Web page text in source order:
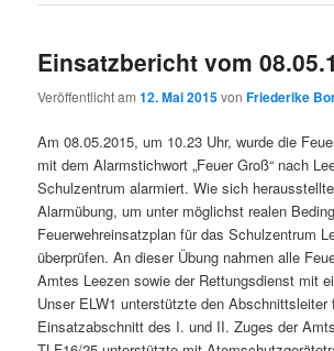
Einsatzbericht vom
Veröffentlicht am12. Mai 2015vonFriederike
Am 08.05.2015, um 10.23 Uhr, wurde die
mit dem Alarmstichwort „Feuer Groß“ nach
Schulzentrum alarmiert. Wie sich
Alarmübung, um unter möglichst realen
Feuerwehreinsatzplan für das Schulzentrum
überprüfen. An dieser Übung nahmen alle
Amtes Leezen sowie der Rettungsdienst mit
Unser ELW1 unterstützte den Abschnittsleiter
Einsatzabschnitt des I. und II. Zuges der